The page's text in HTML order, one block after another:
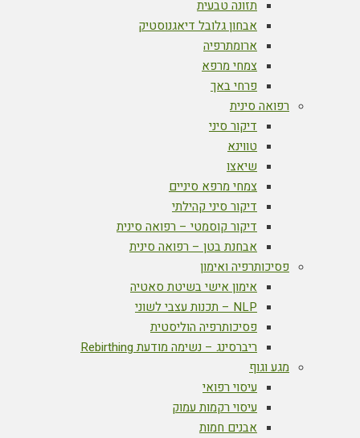
תזונה טבעית
אבחון גלובל דיאגנוסטיק
ארומתרפיה
צמחי מרפא
פרחי באך
רפואה סינית
דיקור סיני
טווינא
שיאצו
צמחי מרפא סיניים
דיקור סיני קהילתי
דיקור קוסמטי – רפואה סינית
אבחנת בטן – רפואה סינית
פסיכותרפיה ואימון
אימון אישי בשיטת סאטיה
NLP – תכנות עצבי לשוני
פסיכותרפיה הוליסטית
ריברסינג – נשימה מודעת Rebirthing
מגע וגוף
עיסוי רפואי
עיסוי רקמות עמוק
אבנים חמות